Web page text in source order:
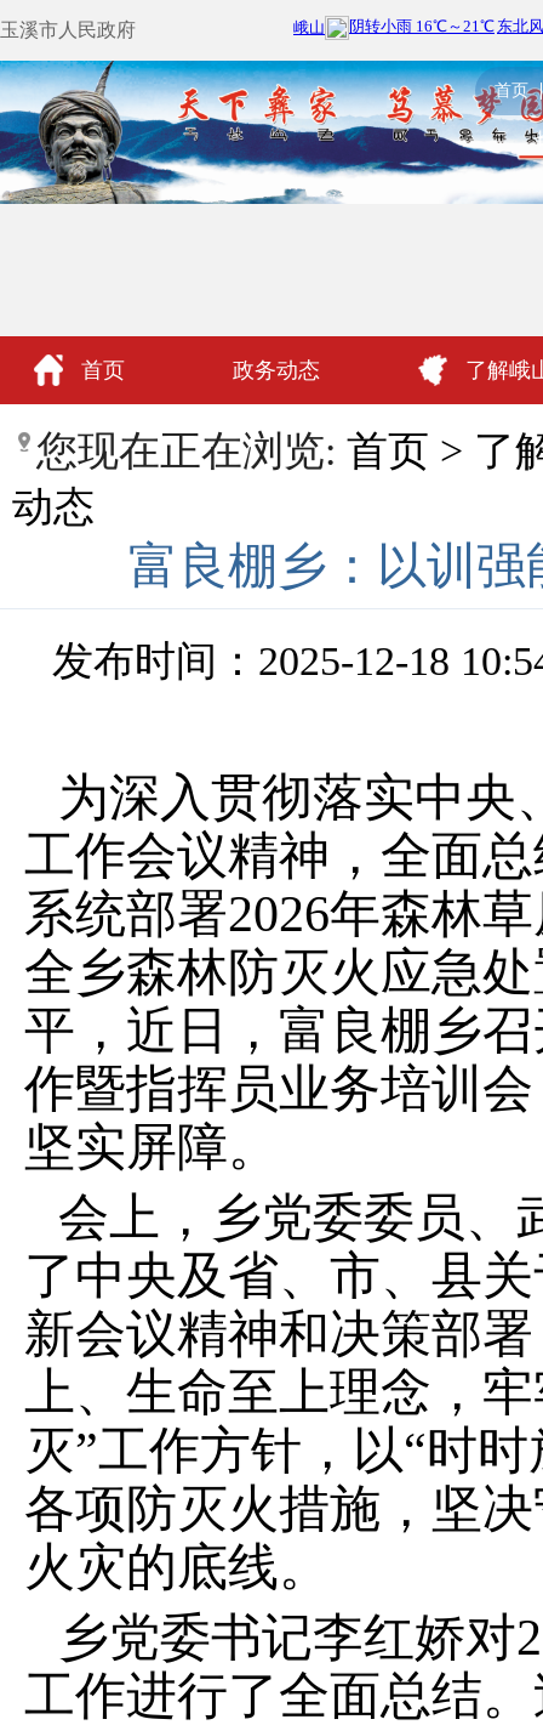
玉溪市人民政府
首页
首页 政务动态 了解峨
政民互动
您现在正在浏览: 首页 > 了
动态
富良棚乡：以训
发布时间：2025-12-18
为深入贯彻落实中央
工作会议精神，全面
系统部署2026年森林
全乡森林防灭火应急
平，近日，富良棚乡
作暨指挥员业务培训
坚实屏障。
会上，乡党委委员、
了中央及省、市、县
新会议精神和决策部
上、生命至上理念，
灭”工作方针，以“时
各项防灭火措施，坚
火灾的底线。
乡党委书记李红娇对
工作进行了全面总结